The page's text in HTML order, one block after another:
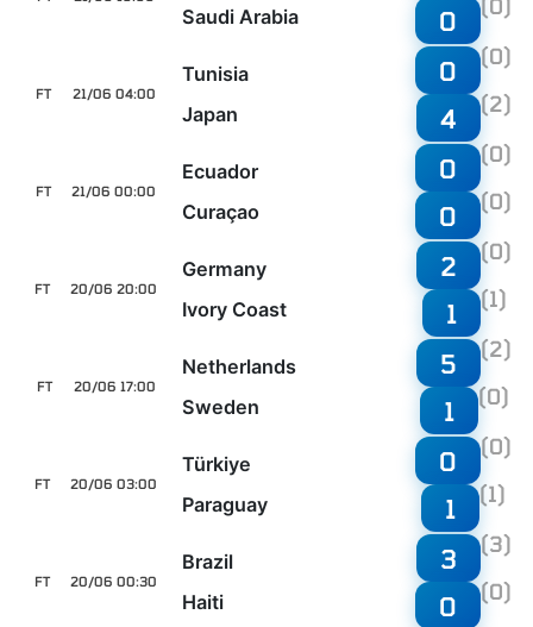
Saudi Arabia 0 (0)
21/06 04:00
FT
Tunisia
Japan
0 (0)
4 (2)
21/06 00:00
FT
Ecuador
Curaçao
0 (0)
0 (0)
20/06 20:00
FT
Germany
Ivory Coast
2 (0)
1 (1)
20/06 17:00
FT
Netherlands
Sweden
5 (2)
1 (0)
20/06 03:00
FT
Türkiye
Paraguay
0 (0)
1 (1)
20/06 00:30
FT
Brazil
Haiti
3 (3)
0 (0)